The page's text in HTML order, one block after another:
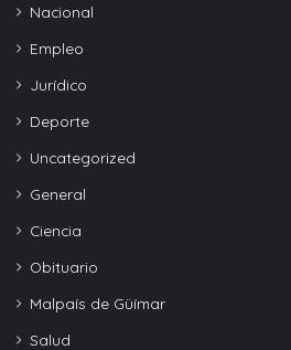
Nacional
Empleo
Jurídico
Deporte
Uncategorized
General
Ciencia
Obituario
Malpaís de Güímar
Salud